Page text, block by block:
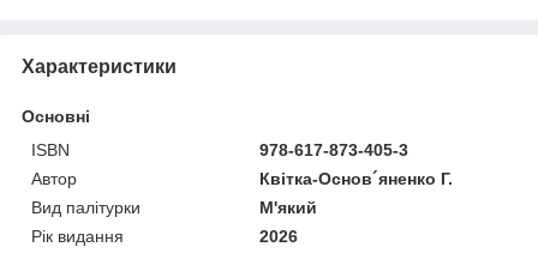
Характеристики
Основні
ISBN
978-617-873-405-3
Автор
Квітка-Основ´яненко Г.
Вид палітурки
М'який
Рік видання
2026